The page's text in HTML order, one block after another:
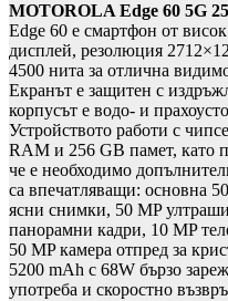
MOTOROLA Edge 60 5G
Edge 60 e смартфон от
дисплей, резолюция
4500 нита за отлична
Екранът е защитен с
корпусът е водо- и
Устройството работи с
RAM и 256 GB памет, като
че е необходимо
са впечатляващи: основна
ясни снимки, 50 MP
панорамни кадри, 10 MP
50 MP камера отпред за
5200 mAh с 68W бързо
употреба и скоростно